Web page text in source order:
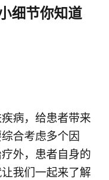
细节你知道
病，给患者带来
合考虑多个因
外，患者自身的
我们一起来了解